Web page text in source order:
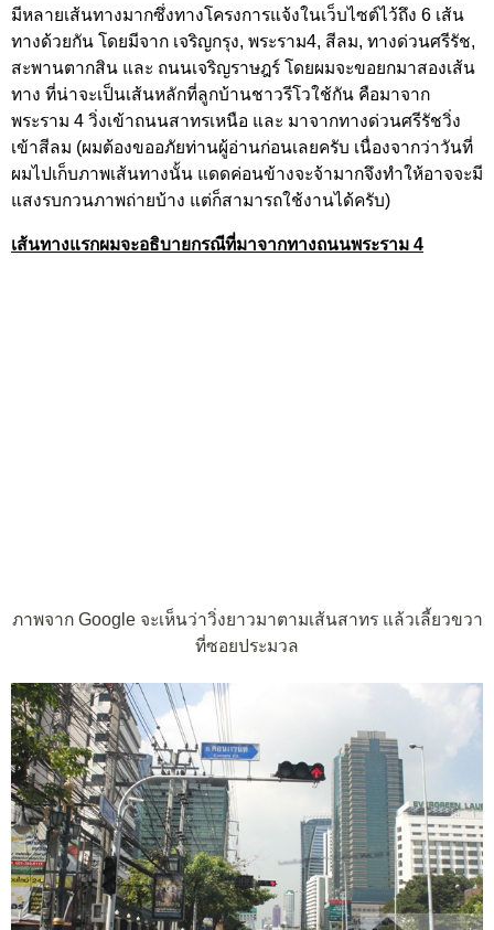
มีหลายเส้นทางมากซึ่งทางโครงการแจ้งในเว็บไซต์ไว้ถึง 6 เส้น
ทางด้วยกัน โดยมีจาก เจริญกรุง, พระราม4, สีลม, ทางด่วนศรีรัช,
สะพานตากสิน และ ถนนเจริญราษฎร์ โดยผมจะขอยกมาสองเส้น
ทาง ที่น่าจะเป็นเส้นหลักที่ลูกบ้านชาวรีโวใช้กัน คือมาจาก
พระราม 4 วิ่งเข้าถนนสาทรเหนือ และ มาจากทางด่วนศรีรัชวิ่ง
เข้าสีลม (ผมต้องขออภัยท่านผู้อ่านก่อนเลยครับ เนื่องจากว่าวันที่
ผมไปเก็บภาพเส้นทางนั้น แดดค่อนข้างจะจ้ามากจึงทำให้อาจจะมี
แสงรบกวนภาพถ่ายบ้าง แต่ก็สามารถใช้งานได้ครับ)
เส้นทางแรกผมจะอธิบายกรณีที่มาจากทางถนนพระราม 4
ภาพจาก Google จะเห็นว่าวิ่งยาวมาตามเส้นสาทร แล้วเลี้ยวขวา
ที่ซอยประมวล